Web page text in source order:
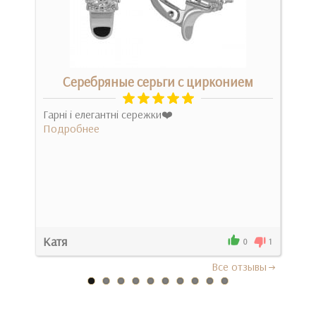
Серебряные серьги с цирконием
Гарні і елегантні сережки❤️
Подробнее
Катя 0 1
Все отзывы